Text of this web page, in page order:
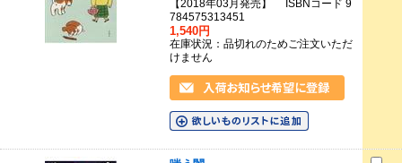
【2018年03月発売】 ISBNコード 9
784575313451
1,540円
在庫状況：品切れのためご注文いただ
けません